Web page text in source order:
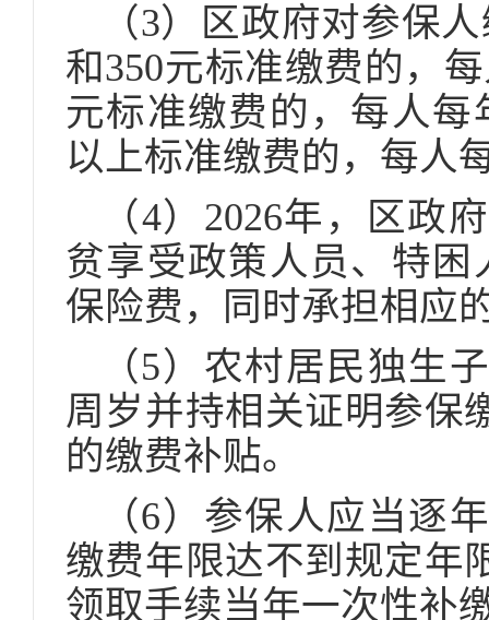
（3）区政府对参保
和350元标准缴费的，
元标准缴费的，每人每
以上标准缴费的，每人
（4）2026年，区政
贫享受政策人员、特困
保险费，同时承担相应
（5）农村居民独生
周岁并持相关证明参保
的缴费补贴。
（6）参保人应当逐
缴费年限达不到规定年
领取手续当年一次性补